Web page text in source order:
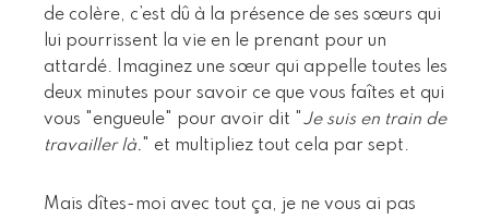
de colère, c’est dû à la présence de ses sœurs qui
lui pourrissent la vie en le prenant pour un
attardé. Imaginez une sœur qui appelle toutes les
deux minutes pour savoir ce que vous faîtes et qui
vous "engueule" pour avoir dit " Je suis en train de
travailler là. " et multipliez tout cela par sept.
Mais dîtes-moi avec tout ça, je ne vous ai pas